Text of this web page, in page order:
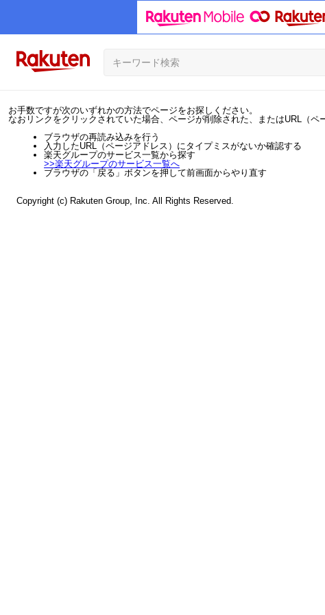
お手数ですが次のいずれかの方法でページをお探しください。
なおリンクをクリックされていた場合、ページが削除された、またはURL（ペ
ブラウザの再読み込みを行う
入力したURL（ページアドレス）にタイプミスがないか確認する
楽天グループのサービス一覧から探す
>>楽天グループのサービス一覧へ
ブラウザの「戻る」ボタンを押して前画面からやり直す
Copyright (c) Rakuten Group, Inc. All Rights Reserved.